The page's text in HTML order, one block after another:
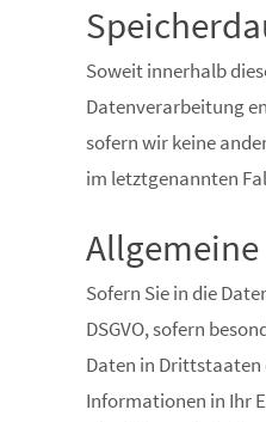
Soweit innerhalb
Datenverarbeitung
sofern wir keine
im letztgenannten
Sofern Sie in die
DSGVO, sofern
Daten in Drittstaaten
Informationen in Ihr